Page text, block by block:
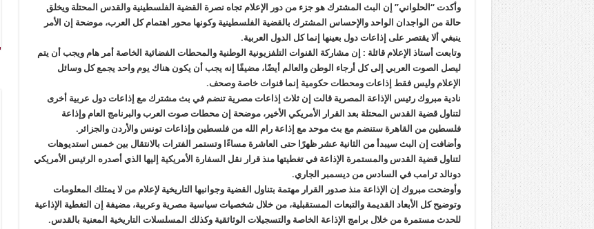
وأكدت “الحلواني” إن البث المشترك هو جزء من دور الإعلام تجاه نصرة القضية الفلسطينية والقدس المحتلة ويخلق
حالة من الواجدان الواحد والإحساس المشترك بالقضية الفلسطينية وكونها محور اهتمام كل العرب، موضحة إن الأمر
ينبغي ألا يقتصر على إذاعات دول بعينها إنما كل الدول العربية.
وتابعت أستاذ الإعلام قائلة : إن مشاركة القنوات التلفزيونية الوطنية والمحطات الفضائية الخاصة أمر هام ويجب أن يتم
ليصل الصوت العربي إلى كل أرجاء الوطن والعالم أيضًا، مضيفًا إنه يجب أن يكون هناك يوم واحد يجمع كل وسائل
الإعلام وليس فقط إذاعات ومحطات حكومية إنما قنوات خاصة وصحف.
نادية مبروك رئيس الإذاعة المصرية قالت إن ثلاث إذاعات مصرية تنضم في بث مشترك مع إذاعات دول عربية أخرى
لتناول قضية القدس المحتلة بعد القرار الأمريكي الأخير، موضحة إن محطات صوت العرب والبرنامج العام وإذاعة
فلسطين من القاهرة ستنضم مع بث موحد مع إذاعة رام الله من فلسطين وإذاعات تونس والأردن والجزائر.
وأضافت إن البث سيبدأ من الثانية عشر ظهرًا حتى العاشرة مساءًا وتستمر الفترات بالانتقال بين خمس استديوهات
لتناول قضية القدس والمستمرة الإذاعة في تغطيتها منذ قرار نقل السفارة الأمريكية إليها الذي أصدره الرئيس الأمريكي
دونالد ترامب في السادس من ديسمبر الجاري.
وأوضحت مبروك إن الإذاعة منذ صدور القرار مهتمة بتناول القضية وجوانبها التاريخية لإعلام من لا يمتلك المعلومات
وتوضيح كل الأبعاد القديمة والتبعات المستقبلية، من خلال شخصيات سياسية مصرية وعربية، مضيفة إن التغطية الإذاعية
للحدث مستمرة من خلال برامج الإذاعة الخاصة والتسجيلات الوثائقية وكذلك المسلسلات التاريخية المعنية بالقدس.